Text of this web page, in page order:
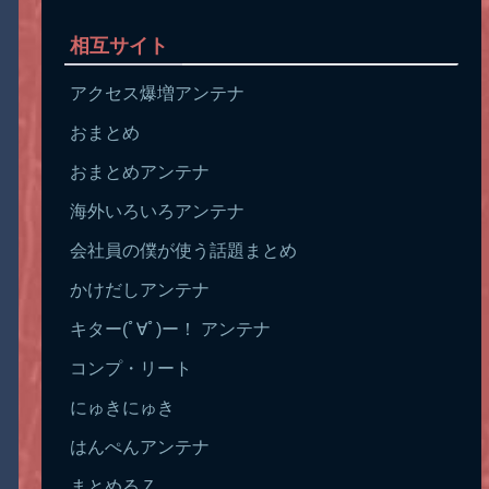
相互サイト
アクセス爆増アンテナ
おまとめ
おまとめアンテナ
海外いろいろアンテナ
会社員の僕が使う話題まとめ
かけだしアンテナ
キター(ﾟ∀ﾟ)ー！ アンテナ
コンプ・リート
にゅきにゅき
はんぺんアンテナ